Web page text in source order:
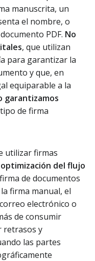
manuscrita, un
el nombre, o
PDF. No
, que utilizan
para garantizar la
y que, en
equiparable a la
garantizamos
de firma
utilizar firmas
optimización del flujo
de documentos
firma manual, el
electrónico o
de consumir
retrasos y
las partes